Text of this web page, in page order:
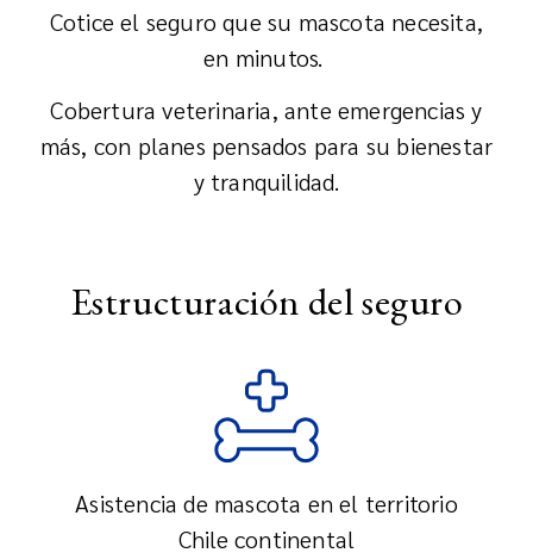
Cotice el seguro que su mascota necesita,
en minutos.
Cobertura veterinaria, ante emergencias y
más, con planes pensados para su bienestar
y tranquilidad.
Estructuración del seguro
Asistencia de mascota en el territorio
Chile continental